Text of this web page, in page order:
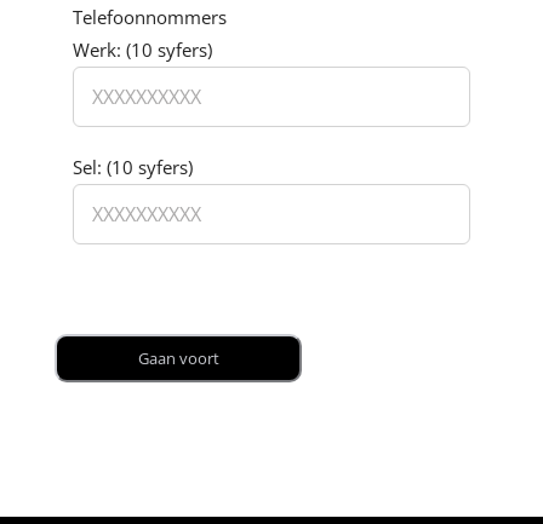
Telefoonnommers
Werk: (10 syfers)
Sel: (10 syfers)